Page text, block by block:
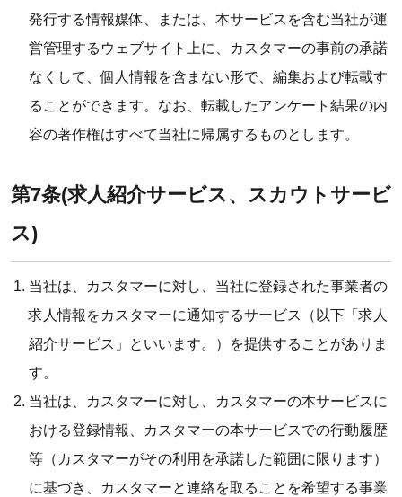
発行する情報媒体、または、本サービスを含む当社が運
営管理するウェブサイト上に、カスタマーの事前の承諾
なくして、個人情報を含まない形で、編集および転載す
ることができます。なお、転載したアンケート結果の内
容の著作権はすべて当社に帰属するものとします。
第7条(求人紹介サービス、スカウトサービ
ス)
当社は、カスタマーに対し、当社に登録された事業者の
求人情報をカスタマーに通知するサービス（以下「求人
紹介サービス」といいます。）を提供することがありま
す。
当社は、カスタマーに対し、カスタマーの本サービスに
おける登録情報、カスタマーの本サービスでの行動履歴
等（カスタマーがその利用を承諾した範囲に限ります）
に基づき、カスタマーと連絡を取ることを希望する事業